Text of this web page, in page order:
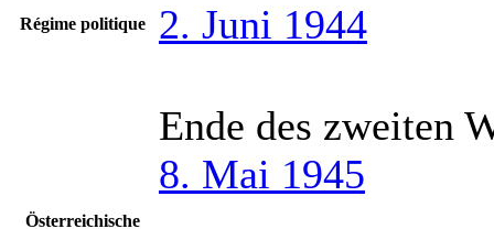
Régime politique
2. Juni 1944
Österreichische
Ende des zweiten
8. Mai 1945